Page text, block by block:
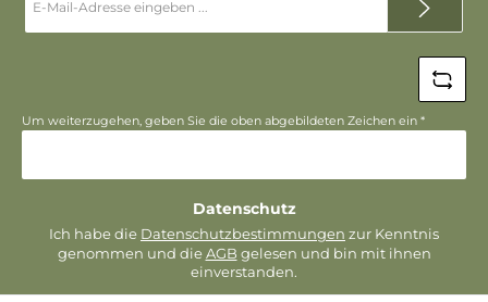
Mail-
Adresse
Um weiterzugehen, geben Sie die oben abgebildeten Zeichen ein *
Datenschutz
Ich habe die Datenschutzbestimmungen zur Kenntnis
genommen und die AGB gelesen und bin mit ihnen
einverstanden.